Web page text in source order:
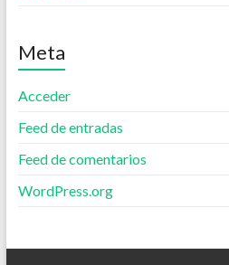
Meta
Acceder
Feed de entradas
Feed de comentarios
WordPress.org